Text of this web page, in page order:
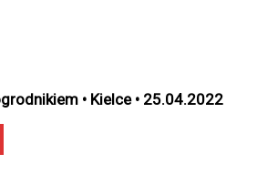
• Kielce • 25.04.2022